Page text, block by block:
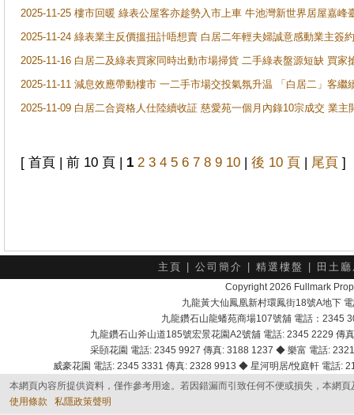
2025-11-25 樓市回暖 綠表公屋客亦趁勢入市上車 牛池灣新世界居屋嘉峰
2025-11-24 綠表業主反價搵扭計唔想賣 白居二年輕夫婦誠意感動業主簽
2025-11-16 白居二及綠表買家同時出動市場掃貨 二手綠表盤源短缺 買
2025-11-11 減息效應帶動樓市 一二手市場交投氣氛升温 「白居二」客
2025-11-09 白居二合資格人仕陸續收証 慈愛苑一個月內錄10宗成交 業
[ 首頁 | 前 10 頁 | 1 2 3 4 5 6 7 8 9 10 | 後 10 頁 | 尾頁 ]
主頁 公司簡介 精選樓盤 田土
Copyright 2026 Fullmark
九龍黃大仙鳳凰新村環鳳街18號A地下
九龍鑽石山龍蟠苑商場107號舖 電話：2345
九龍鑽石山斧山道185號宏景花園A2號舖 電話: 2345 2229
采頣花園 電話: 2345 9927 傳真: 3188 1237 ◆ 樂富 電話:
威豪花園 電話: 2345 3331 傳真: 2328 9913 ◆ 星河明居/悅庭軒 電話
本網頁內容所提供資料，僅作參考用途。若因錯漏而引致任何不便或損失，本網
使用條款
私隱政策聲明